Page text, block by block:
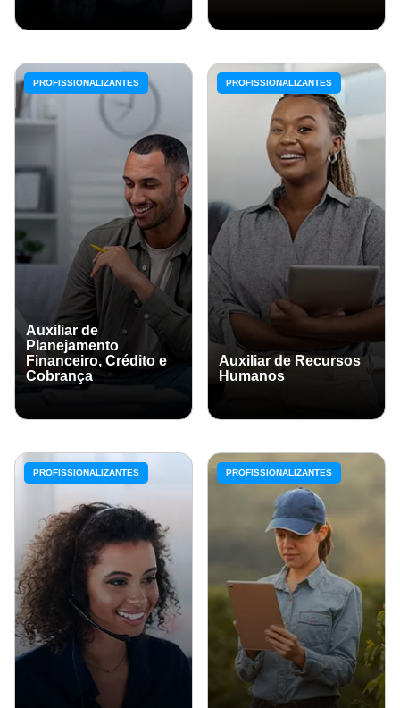
PROFISSIONALIZANTES
Auxiliar de
Planejamento
Financeiro, Crédito e
Cobrança
PROFISSIONALIZANTES
Auxiliar de Recursos
Humanos
PROFISSIONALIZANTES PROFISSIONALIZANTES